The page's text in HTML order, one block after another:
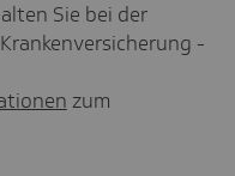
Sie bei der
-
zum